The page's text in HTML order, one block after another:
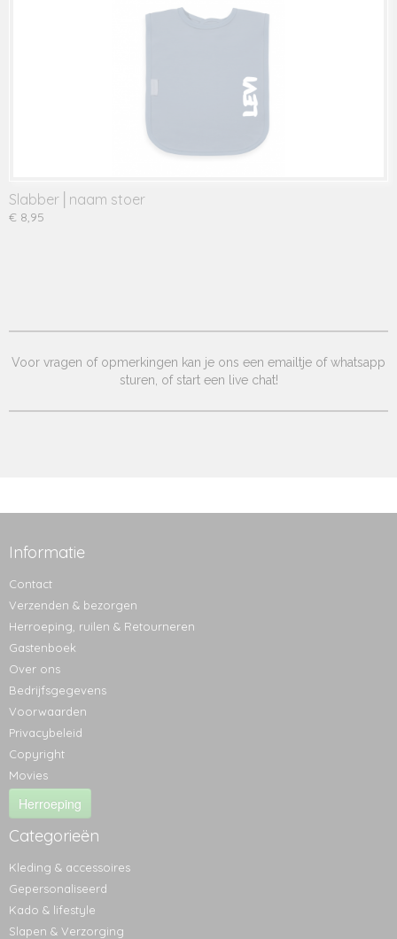
Slabber│naam stoer
€ 8,95
Voor vragen of opmerkingen kan je ons een emailtje of whatsapp
sturen, of start een live chat!
Informatie
Contact
Verzenden & bezorgen
Herroeping, ruilen & Retourneren
Gastenboek
Over ons
Bedrijfsgegevens
Voorwaarden
Privacybeleid
Copyright
Movies
Herroeping
Categorieën
Kleding & accessoires
Gepersonaliseerd
Kado & lifestyle
Slapen & Verzorging